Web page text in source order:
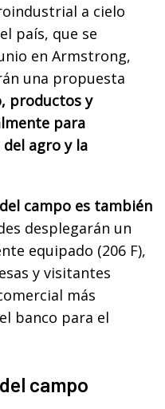
a cielo
país, que se
en Armstrong,
una propuesta
productos y
para
agro y la
campo es también
desplegarán un
equipado (206 F),
y visitantes
más
banco para el
campo